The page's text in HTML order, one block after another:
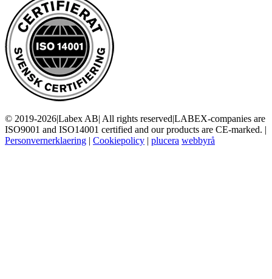
© 2019-2026|Labex AB| All rights reserved|LABEX-companies are
ISO9001 and ISO14001 certified and our products are CE-marked. |
Personvernerklaering | Cookiepolicy | plucera webbyrå